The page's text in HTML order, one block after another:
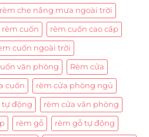
rèm che nắng mưa ngoài trời
rèm cuốn rèm cuốn cao cấp
cuốn ngoài trời
văn phòng Rèm cửa
cuốn rèm cửa phòng ngủ
tự động rèm cửa văn phòng
rèm gỗ rèm gỗ tự động